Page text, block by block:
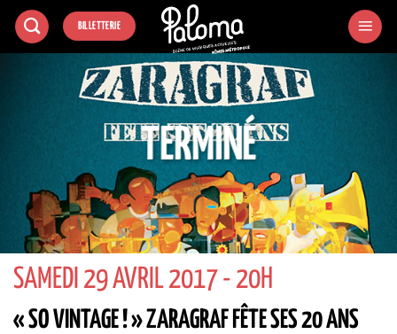
Passer
BILLETTERIE
TERMINÉ
SAMEDI 29 AVRIL 2017 - 20H
« SO VINTAGE ! » ZARAGRAF FÊTE SES 20 ANS